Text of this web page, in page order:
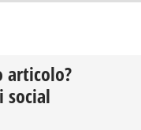
articolo?
social